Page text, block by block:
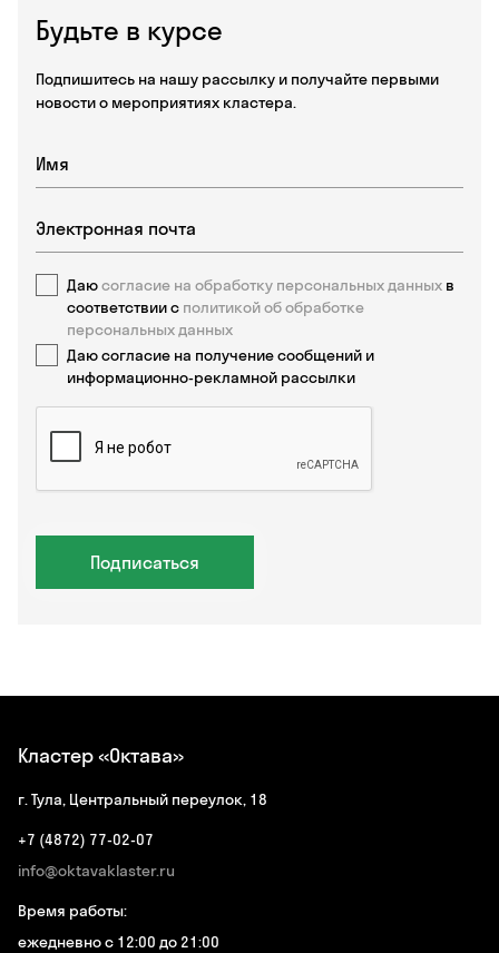
Будьте в курсе
Подпишитесь на нашу рассылку и получайте первыми
новости о мероприятиях кластера.
Даюсогласие на обработку персональных данных в
соответствии с политикой об обработке
персональных данных
Даю согласие на получение сообщений и
информационно-рекламной рассылки
Подписаться
Кластер «Октава»
г. Тула, Центральный переулок, 18
+7 (4872) 77-02-07
info@oktavaklaster.ru
Время работы:
ежедневно с 12:00 до 21:00